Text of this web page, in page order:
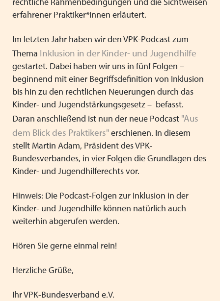
zum Portal
Schließen
erfahrener Praktiker*innen erläutert.
Im letzten Jahr haben wir den VPK-Podcast zum
Thema Inklusion in der Kinder- und Jugendhilfe
gestartet. Dabei haben wir uns in fünf Folgen –
beginnend mit einer Begriffsdefinition von Inklusion
bis hin zu den rechtlichen Neuerungen durch das
Kinder- und Jugendstärkungsgesetz– befasst.
Daran anschließend ist nun der neue Podcast "Aus
dem Blick des Praktikers"erschienen. In diesem
stellt Martin Adam, Präsident des VPK-
Bundesverbandes, in vier Folgen die Grundlagen des
Kinder- und Jugendhilferechts vor.
Hinweis: Die Podcast-Folgen zur Inklusion in der
Kinder- und Jugendhilfe können natürlich auch
weiterhin abgerufen werden.
Hören Sie gerne einmal rein!
Herzliche Grüße,
Ihr VPK-Bundesverband e.V.